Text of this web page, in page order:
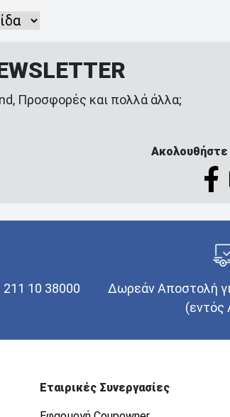
Προσφορές και πολλά άλλα;
Ακολουθήστε
10 38000
Δωρεάν Αποστολή
(εντός
Εταιρικές Συνεργασίες